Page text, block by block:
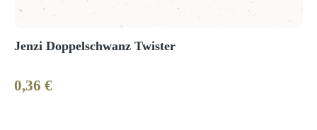
Jenzi Doppelschwanz Twister
Regulärer Preis:
0,36 €